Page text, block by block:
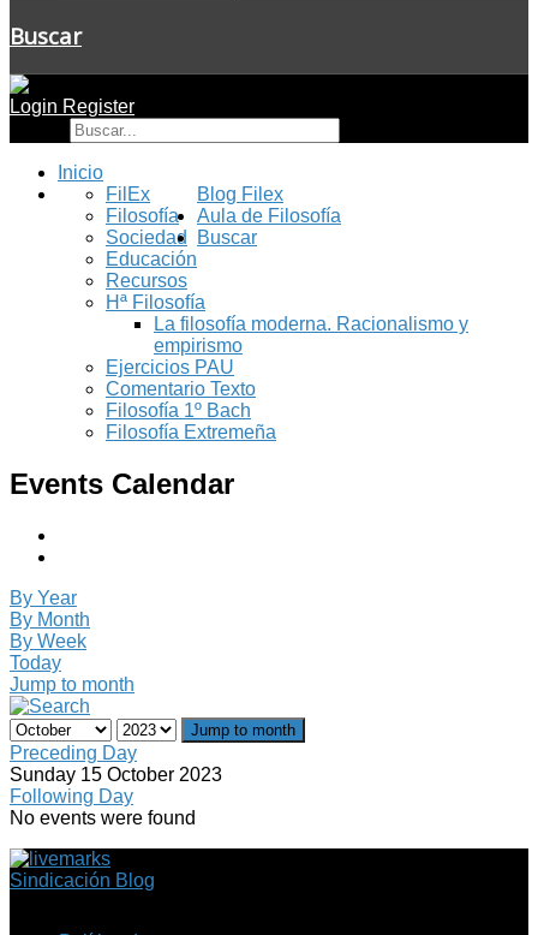
Buscar
Login Register
Inicio
Blog Filex
FilEx
Filosofía
Sociedad
Educación
Recursos
Aula de Filosofía
Hª Filosofía
La filosofía moderna. Racionalismo y
empirismo
Ejercicios PAU
Comentario Texto
Filosofía 1º Bach
Filosofía Extremeña
Buscar
Events Calendar
By Year
By Month
By Week
Today
Jump to month
Jump to month
Preceding Day
Sunday 15 October 2023
Following Day
No events were found
Sindicación Blog